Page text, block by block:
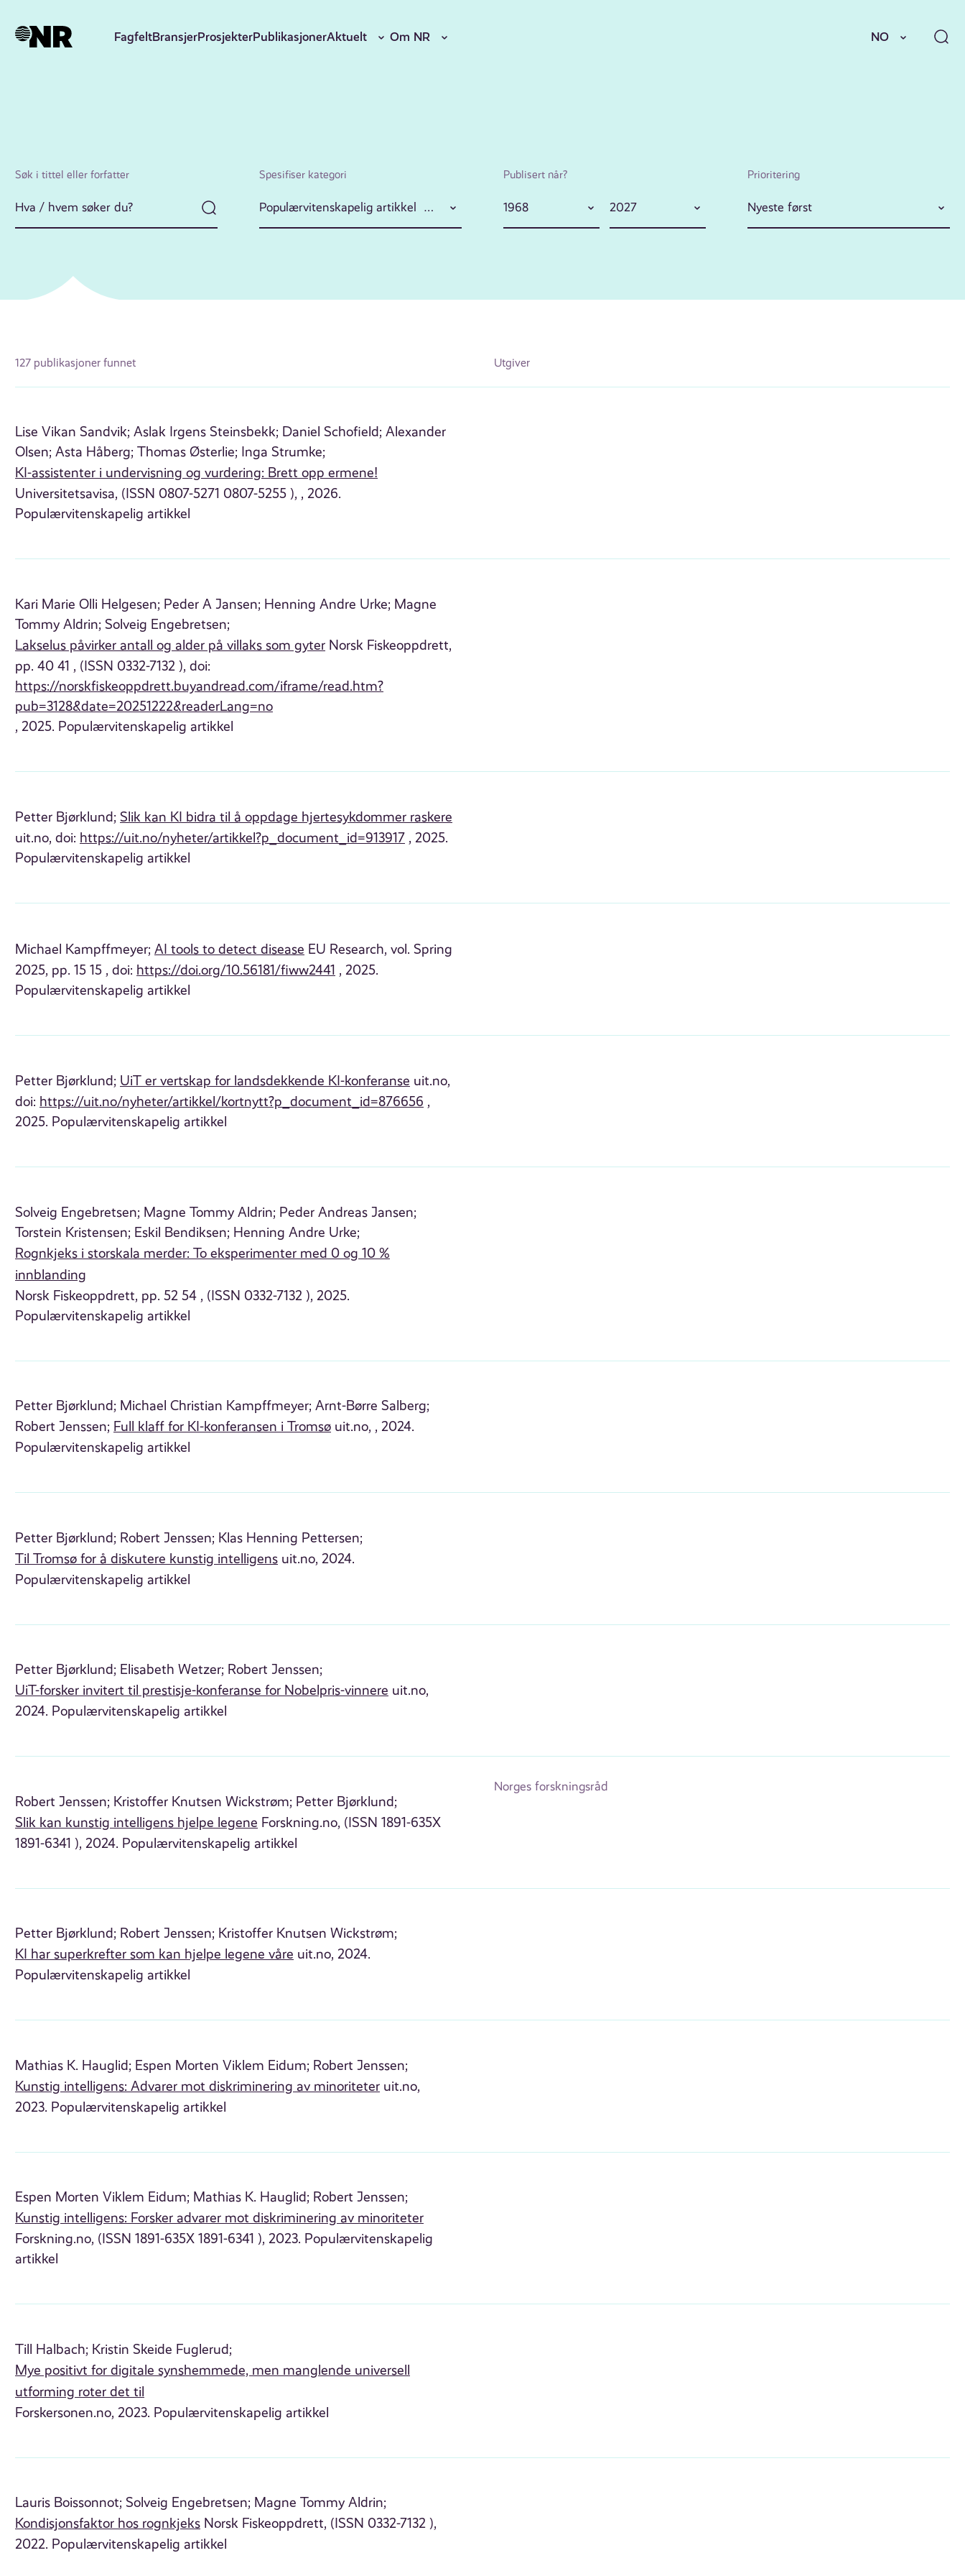
hovedinnhold
FagfeltBransjerProsjekterPublikasjonerAktuelt Om NR NO
Søk i tittel eller forfatter Spesifiser kategori
Populærvitenskapelig artikkel (127)
Publisert når?
1968 2027
Prioritering
Nyeste først
127 publikasjoner funnet Utgiver
Lise Vikan Sandvik; Aslak Irgens Steinsbekk; Daniel Schofield; Alexander
Olsen; Asta Håberg; Thomas Østerlie; Inga Strumke;
KI-assistenter i undervisning og vurdering: Brett opp ermene!
Universitetsavisa, (ISSN 0807-5271 0807-5255 ), , 2026.
Populærvitenskapelig artikkel
Kari Marie Olli Helgesen; Peder A Jansen; Henning Andre Urke; Magne
Tommy Aldrin; Solveig Engebretsen;
Lakselus påvirker antall og alder på villaks som gyter Norsk Fiskeoppdrett,
pp. 40 41 , (ISSN 0332-7132 ), doi:
https://norskfiskeoppdrett.buyandread.com/iframe/read.htm?
pub=3128&date=20251222&readerLang=no
, 2025. Populærvitenskapelig artikkel
Petter Bjørklund; Slik kan KI bidra til å oppdage hjertesykdommer raskere
uit.no, doi: https://uit.no/nyheter/artikkel?p_document_id=913917 , 2025.
Populærvitenskapelig artikkel
Michael Kampffmeyer; AI tools to detect disease EU Research, vol. Spring
2025, pp. 15 15 , doi: https://doi.org/10.56181/fiww2441 , 2025.
Populærvitenskapelig artikkel
Petter Bjørklund; UiT er vertskap for landsdekkende KI-konferanse uit.no,
doi: https://uit.no/nyheter/artikkel/kortnytt?p_document_id=876656 ,
2025. Populærvitenskapelig artikkel
Solveig Engebretsen; Magne Tommy Aldrin; Peder Andreas Jansen;
Torstein Kristensen; Eskil Bendiksen; Henning Andre Urke;
Rognkjeks i storskala merder: To eksperimenter med 0 og 10 %
innblanding
Norsk Fiskeoppdrett, pp. 52 54 , (ISSN 0332-7132 ), 2025.
Populærvitenskapelig artikkel
Petter Bjørklund; Michael Christian Kampffmeyer; Arnt-Børre Salberg;
Robert Jenssen; Full klaff for KI-konferansen i Tromsø uit.no, , 2024.
Populærvitenskapelig artikkel
Petter Bjørklund; Robert Jenssen; Klas Henning Pettersen;
Til Tromsø for å diskutere kunstig intelligens uit.no, 2024.
Populærvitenskapelig artikkel
Petter Bjørklund; Elisabeth Wetzer; Robert Jenssen;
UiT-forsker invitert til prestisje-konferanse for Nobelpris-vinnere uit.no,
2024. Populærvitenskapelig artikkel
Robert Jenssen; Kristoffer Knutsen Wickstrøm; Petter Bjørklund;
Slik kan kunstig intelligens hjelpe legene Forskning.no, (ISSN 1891-635X
1891-6341 ), 2024. Populærvitenskapelig artikkel
Norges forskningsråd
Petter Bjørklund; Robert Jenssen; Kristoffer Knutsen Wickstrøm;
KI har superkrefter som kan hjelpe legene våre uit.no, 2024.
Populærvitenskapelig artikkel
Mathias K. Hauglid; Espen Morten Viklem Eidum; Robert Jenssen;
Kunstig intelligens: Advarer mot diskriminering av minoriteter uit.no,
2023. Populærvitenskapelig artikkel
Espen Morten Viklem Eidum; Mathias K. Hauglid; Robert Jenssen;
Kunstig intelligens: Forsker advarer mot diskriminering av minoriteter
Forskning.no, (ISSN 1891-635X 1891-6341 ), 2023. Populærvitenskapelig
artikkel
Till Halbach; Kristin Skeide Fuglerud;
Mye positivt for digitale synshemmede, men manglende universell
utforming roter det til
Forskersonen.no, 2023. Populærvitenskapelig artikkel
Lauris Boissonnot; Solveig Engebretsen; Magne Tommy Aldrin;
Kondisjonsfaktor hos rognkjeks Norsk Fiskeoppdrett, (ISSN 0332-7132 ),
2022. Populærvitenskapelig artikkel